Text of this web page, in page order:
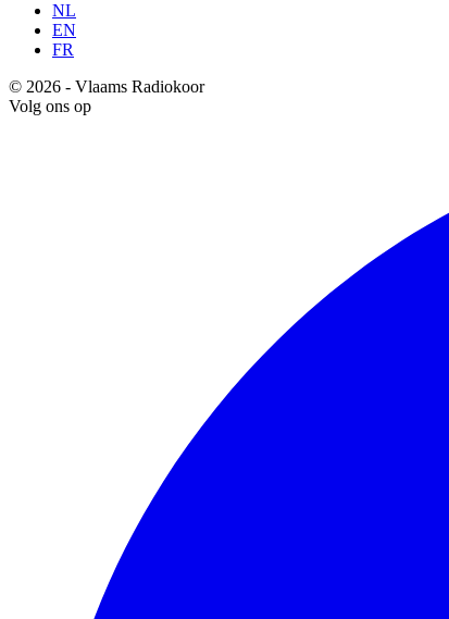
NL
EN
FR
© 2026 - Vlaams Radiokoor
Volg ons op